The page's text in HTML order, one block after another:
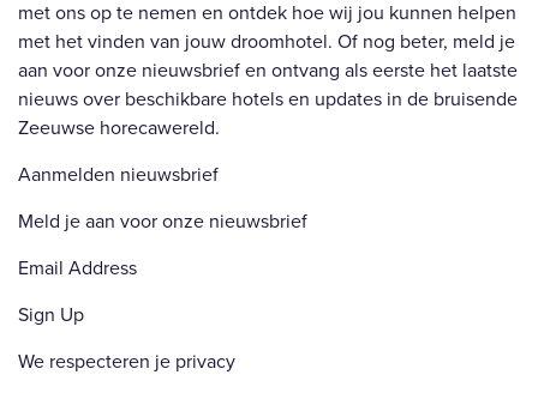
met ons op te nemen en ontdek hoe wij jou kunnen helpen
met het vinden van jouw droomhotel. Of nog beter, meld je
aan voor onze nieuwsbrief en ontvang als eerste het laatste
nieuws over beschikbare hotels en updates in de bruisende
Zeeuwse horecawereld.
Aanmelden nieuwsbrief
Meld je aan voor onze nieuwsbrief
Email Address
Sign Up
We respecteren je privacy